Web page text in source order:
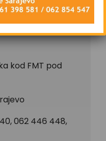
kod FMT pod
062 446 448,